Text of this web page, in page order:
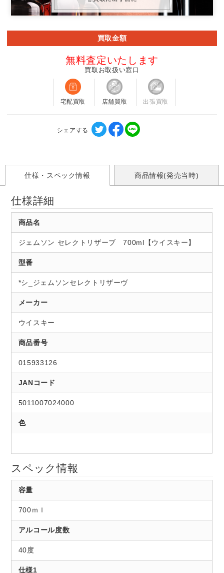
買取金額
無料査定いたします
買取お取扱い窓口
宅配買取 店舗買取 出張買取
シェアする
仕様・スペック情報 商品情報(発売当時)
仕様詳細
商品名
ジェムソン セレクトリザーブ 700ml【ウイスキー】
型番
*シ_ジェムソンセレクトリザーヴ
メーカー
ウイスキー
商品番号
015933126
JANコード
5011007024000
色
スペック情報
容量
700ｍｌ
アルコール度数
40度
仕様1